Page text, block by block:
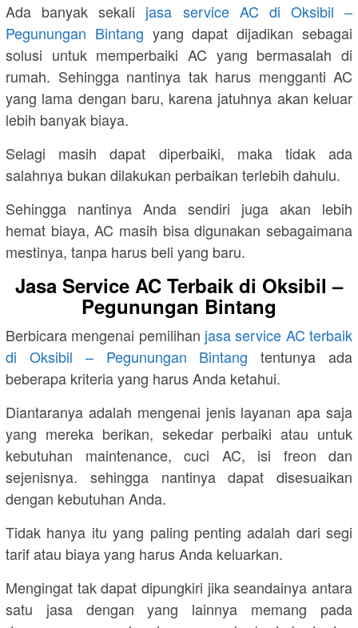
Ada banyak sekali jasa service AC di Oksibil –
Pegunungan Bintang yang dapat dijadikan sebagai
solusi untuk memperbaiki AC yang bermasalah di
rumah. Sehingga nantinya tak harus mengganti AC
yang lama dengan baru, karena jatuhnya akan keluar
lebih banyak biaya.
Selagi masih dapat diperbaiki, maka tidak ada
salahnya bukan dilakukan perbaikan terlebih dahulu.
Sehingga nantinya Anda sendiri juga akan lebih
hemat biaya, AC masih bisa digunakan sebagaimana
mestinya, tanpa harus beli yang baru.
Jasa Service AC Terbaik di Oksibil –
Pegunungan Bintang
Berbicara mengenai pemilihan jasa service AC terbaik
di Oksibil – Pegunungan Bintang tentunya ada
beberapa kriteria yang harus Anda ketahui.
Diantaranya adalah mengenai jenis layanan apa saja
yang mereka berikan, sekedar perbaiki atau untuk
kebutuhan maintenance, cuci AC, isi freon dan
sejenisnya. sehingga nantinya dapat disesuaikan
dengan kebutuhan Anda.
Tidak hanya itu yang paling penting adalah dari segi
tarif atau biaya yang harus Anda keluarkan.
Mengingat tak dapat dipungkiri jika seandainya antara
satu jasa dengan yang lainnya memang pada